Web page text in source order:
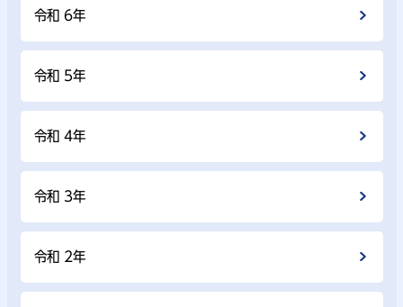
令和 6年
令和 5年
令和 4年
令和 3年
令和 2年